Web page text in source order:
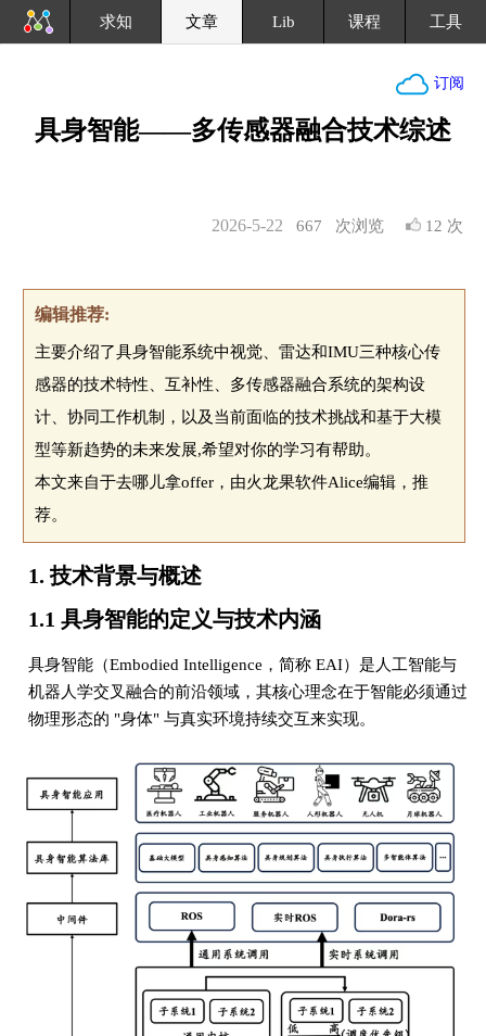
求知 文章 Lib 课程 工具
订阅
具身智能——多传感器融合技术综述
667 次浏览 12 次
2026-5-22
编辑推荐:
主要介绍了具身智能系统中视觉、雷达和IMU三种核心传
感器的技术特性、互补性、多传感器融合系统的架构设
计、协同工作机制，以及当前面临的技术挑战和基于大模
型等新趋势的未来发展,希望对你的学习有帮助。
本文来自于去哪儿拿offer，由火龙果软件Alice编辑，推
荐。
1. 技术背景与概述
1.1 具身智能的定义与技术内涵
具身智能（Embodied Intelligence，简称 EAI）是人工智能与
机器人学交叉融合的前沿领域，其核心理念在于智能必须通过
物理形态的 "身体" 与真实环境持续交互来实现。